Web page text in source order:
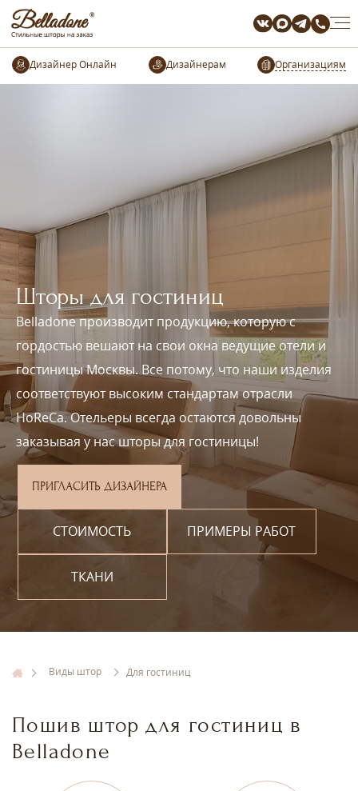
Организациям
Шторы для гостиниц
Belladone производит продукцию, которую с
гордостью вешают на свои окна ведущие отели и
гостиницы Москвы. Все потому, что наши изделия
соответствуют высоким стандартам отрасли
HoReCa. Отельеры всегда остаются довольны
заказывая у нас шторы для гостиницы!
ПРИГЛАСИТЬ ДИЗАЙНЕРА
СТОИМОСТЬ ПРИМЕРЫ РАБОТ
ТКАНИ
Виды штор Для гостиниц
Пошив штор для гостиниц в
Belladone